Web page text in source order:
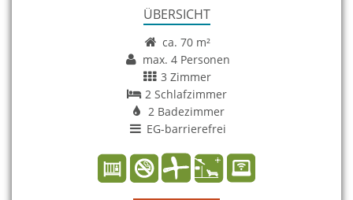
ÜBERSICHT
ca. 70 m²
max. 4 Personen
3 Zimmer
2 Schlafzimmer
2 Badezimmer
EG-barrierefrei